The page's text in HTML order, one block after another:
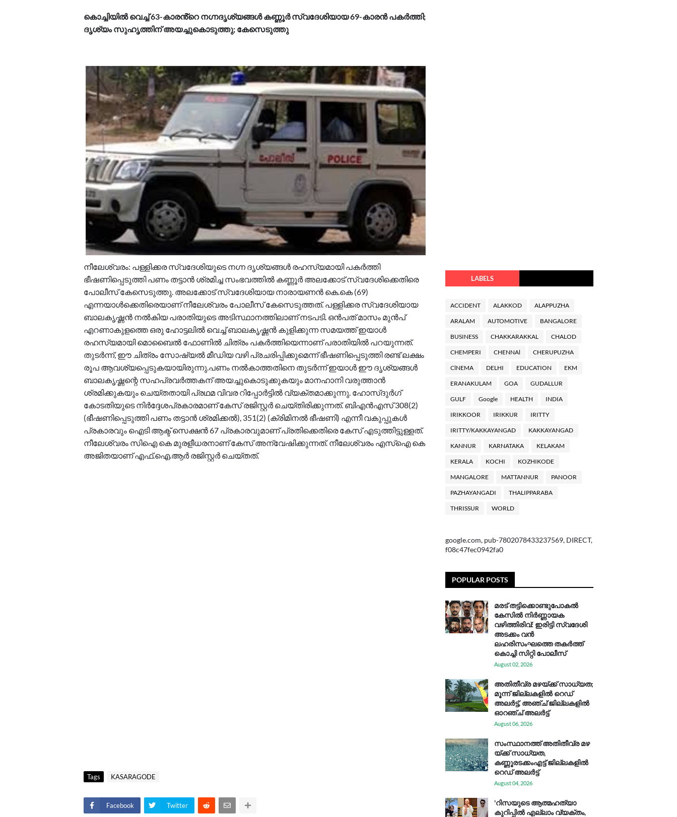
കൊച്ചിയിൽ വെച്ച് 63-കാരൻ്റെ നഗ്നദൃശ്യങ്ങൾ കണ്ണൂർ സ്വദേശിയായ 69-കാരൻ പകർത്തി;
ദൃശ്യം സുഹൃത്തിന് അയച്ചുകൊടുത്തു; കേസെടുത്തു
നീലേശ്വരം: പള്ളിക്കര സ്വദേശിയുടെ നഗ്ന ദൃശ്യങ്ങൾ രഹസ്യമായി പകർത്തി
ഭീഷണിപ്പെടുത്തി പണം തട്ടാൻ ശ്രമിച്ച സംഭവത്തിൽ കണ്ണൂർ അലക്കോട് സ്വദേശിക്കെതിരെ
പോലീസ് കേസെടുത്തു. അലക്കോട് സ്വദേശിയായ നാരായണൻ കെ.കെ (69)
എന്നയാൾക്കെതിരെയാണ് നീലേശ്വരം പോലീസ് കേസെടുത്തത്. പള്ളിക്കര സ്വദേശിയായ
ബാലകൃഷ്ണൻ നൽകിയ പരാതിയുടെ അടിസ്ഥാനത്തിലാണ് നടപടി. ഒൻപത് മാസം മുൻപ്
എറണാകുളത്തെ ഒരു ഹോട്ടലിൽ വെച്ച് ബാലകൃഷ്ണൻ കുളിക്കുന്ന സമയത്ത് ഇയാൾ
രഹസ്യമായി മൊബൈൽ ഫോണിൽ ചിത്രം പകർത്തിയെന്നാണ് പരാതിയിൽ പറയുന്നത്.
തുടർന്ന്, ഈ ചിത്രം സോഷ്യൽ മീഡിയ വഴി പ്രചരിപ്പിക്കുമെന്ന് ഭീഷണിപ്പെടുത്തി രണ്ട് ലക്ഷം
രൂപ ആവശ്യപ്പെടുകയായിരുന്നു.പണം നൽകാത്തതിനെ തുടർന്ന് ഇയാൾ ഈ ദൃശ്യങ്ങൾ
ബാലകൃഷ്ണന്റെ സഹപ്രവർത്തകന് അയച്ചുകൊടുക്കുകയും മാനഹാനി വരുത്താൻ
ശ്രമിക്കുകയും ചെയ്തതായി പ്രഥമ വിവര റിപ്പോർട്ടിൽ വ്യക്തമാക്കുന്നു. ഹോസ്ദുർഗ്
കോടതിയുടെ നിർദ്ദേശപ്രകാരമാണ് കേസ് രജിസ്റ്റർ ചെയ്തിരിക്കുന്നത്. ബിഎൻഎസ് 308(2)
(ഭീഷണിപ്പെടുത്തി പണം തട്ടാൻ ശ്രമിക്കൽ), 351(2) (ക്രിമിനൽ ഭീഷണി) എന്നീ വകുപ്പുകൾ
പ്രകാരവും ഐടി ആക്ട് സെക്ഷൻ 67 പ്രകാരവുമാണ് പ്രതിക്കെതിരെ കേസ് എടുത്തിട്ടുള്ളത്.
നീലേശ്വരം സിഐ കെ മുരളീധരനാണ് കേസ് അന്വേഷിക്കുന്നത്. നീലേശ്വരം എസ്ഐ കെ
അജിതയാണ് എഫ്.ഐ.ആർ രജിസ്റ്റർ ചെയ്തത്.
Tags KASARAGODE
Facebook Twitter
LABELS
ACCIDENT ALAKKOD ALAPPUZHA
ARALAM AUTOMOTIVE BANGALORE
BUSINESS CHAKKARAKKAL CHALOD
CHEMPERI CHENNAl CHERUPUZHA
ClNEMA DELHI EDUCATION EKM
ERANAKULAM GOA GUDALLUR
GULF Google HEALTH INDIA
IRIKKOOR IRIKKUR IRITTY
IRITTY/KAKKAYANGAD KAKKAYANGAD
KANNUR KARNATAKA KELAKAM
KERALA KOCHI KOZHIKODE
MANGALORE MATTANNUR PANOOR
PAZHAYANGADI THALIPPARABA
THRISSUR WORLD
google.com, pub-7802078433237569, DIRECT,
f08c47fec0942fa0
POPULAR POSTS
മരട് തട്ടിക്കൊണ്ടുപോകൽ
കേസിൽ നിർണ്ണായക
വഴിത്തിരിവ്: ഇരിട്ടി സ്വദേശി
അടക്കം വൻ
ലഹരിസംഘത്തെ തകർത്ത്
കൊച്ചി സിറ്റി പോലീസ്
August 02, 2026
അതിതീവ്ര മഴയ്ക്ക് സാധ്യത;
മൂന്ന് ജില്ലകളിൽ റെഡ്
അലർട്ട്, അഞ്ച് ജില്ലകളിൽ
ഓറഞ്ച് അലർട്ട്
August 06, 2026
സം​സ്ഥാ​ന​ത്ത് അ​തി​തീ​വ്ര മ​ഴ​
യ്ക്ക് സാ​ധ്യ​ത,
കണ്ണൂരടക്കംഎ​ട്ട് ജി​ല്ല​ക​ളി​ൽ
റെ​ഡ് അ​ലർ​ട്ട്
August 04, 2026
'റിസയുടെ ആത്മഹത്യാ
കുറിപ്പിൽ എല്ലാം വ്യക്തം,